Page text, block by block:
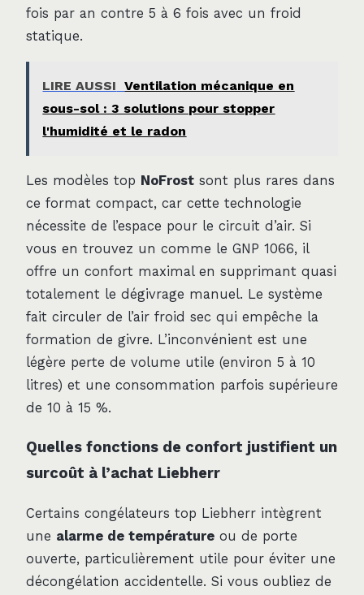
fois par an contre 5 à 6 fois avec un froid
statique.
LIRE AUSSI
Ventilation mécanique en
sous-sol : 3 solutions pour stopper
l'humidité et le radon
Les modèles top NoFrost sont plus rares dans
ce format compact, car cette technologie
nécessite de l’espace pour le circuit d’air. Si
vous en trouvez un comme le GNP 1066, il
offre un confort maximal en supprimant quasi
totalement le dégivrage manuel. Le système
fait circuler de l’air froid sec qui empêche la
formation de givre. L’inconvénient est une
légère perte de volume utile (environ 5 à 10
litres) et une consommation parfois supérieure
de 10 à 15 %.
Quelles fonctions de confort justifient un
surcoût à l’achat Liebherr
Certains congélateurs top Liebherr intègrent
une alarme de température ou de porte
ouverte, particulièrement utile pour éviter une
décongélation accidentelle. Si vous oubliez de